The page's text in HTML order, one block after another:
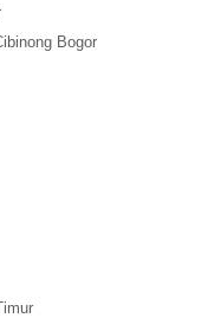
Bogor